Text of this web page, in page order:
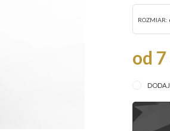
ROZMIAR:
od